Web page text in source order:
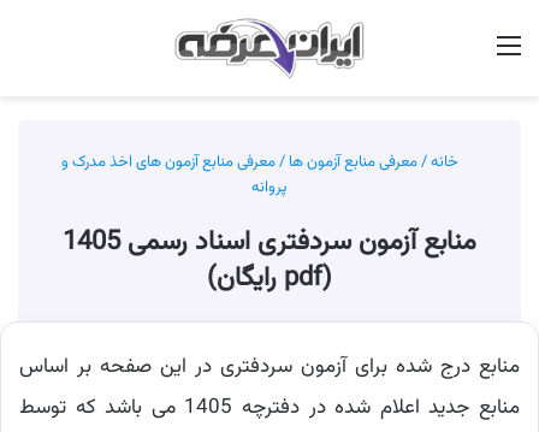
خانه/معرفی منابع آزمون ها /معرفی منابع آزمون های اخذ مدرک و
پروانه
منابع آزمون سردفتری اسناد رسمی 1405
(pdf رایگان)
منابع درج شده برای آزمون سردفتری در این صفحه بر اساس
منابع جدید اعلام شده در دفترچه 1405 می باشد که توسط